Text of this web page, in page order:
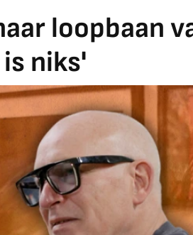
loopbaan
niks'